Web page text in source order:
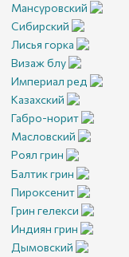
Мансуровский
Сибирский
Лисья горка
Визаж блу
Империал ред
Казахский
Габро-норит
Масловский
Роял грин
Балтик грин
Пироксенит
Грин гелекси
Индиян грин
Дымовский